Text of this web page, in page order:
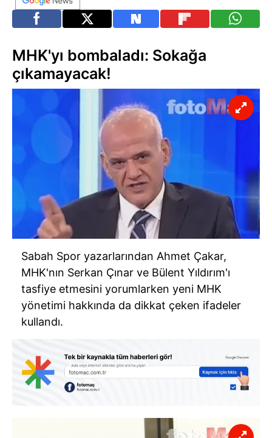
MHK'yı bombaladı: Sokağa
çıkamayacak!
Sabah Spor yazarlarından Ahmet Çakar,
MHK'nın Serkan Çınar ve Bülent Yıldırım'ı
tasfiye etmesini yorumlarken yeni MHK
yönetimi hakkında da dikkat çeken ifadeler
kullandı.